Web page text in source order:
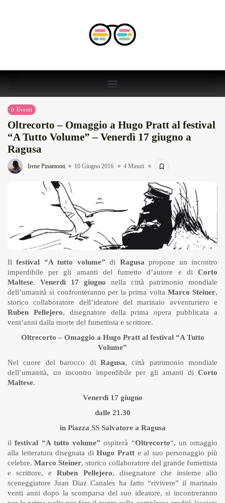
Eventi
Oltrecorto – Omaggio a Hugo Pratt al festival
“A Tutto Volume” – Venerdì 17 giugno a
Ragusa
Irene Pinamonti 10 Giugno 2016 4 Minuti
Ilfestival “A tutto volume” di Ragusa propone un incontro
imperdibile per gli amanti del fumetto d’autore e di Corto
Maltese. Venerdì 17 giugno nella città patrimonio mondiale
dell’umanità si confronteranno per la prima volta Marco Steiner,
storico collaboratore dell’ideatore del marinaio avventuriero e
Ruben Pellejero, disegnatore della prima opera pubblicata a
vent’anni dalla morte del fumettista e scrittore.
Oltrecorto – Omaggio a Hugo Pratt al festival “A Tutto
Volume”
Nel cuore del barocco di Ragusa, città patrimonio mondiale
dell’umanità, un incontro imperdibile per gli amanti di Corto
Maltese.
Venerdì 17 giugno
dalle 21.30
in Piazza SS Salvatore a Ragusa
ilfestival “A tutto volume” ospiterà “Oltrecorto“, un omaggio
alla letteratura disegnata diHugo Pratt e al suo personaggio più
celebre. Marco Steiner, storico collaboratore del grande fumettista
e scrittore, eRuben Pellejero, disegnatore che insieme allo
sceneggiatore Juan Diaz Canales ha fatto “rivivere” il marinaio
venti anni dopo la scomparsa del suo ideatore, si incontreranno